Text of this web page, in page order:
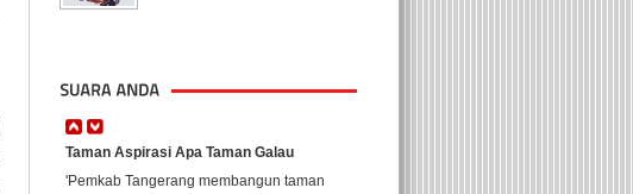
Taman Aspirasi Apa Taman Galau
dimaksudkan agar dijadikan sebagai tempat
...'
kemacetan terus terjadi di kebonanas
'kemacetan di jalan MH. Thamrin,